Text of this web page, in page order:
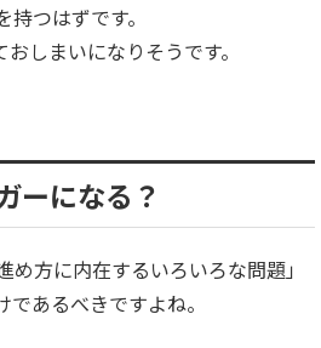
つはずです。
しまいになりそうです。
ーになる？
方に内在するいろいろな問題」
あるべきですよね。